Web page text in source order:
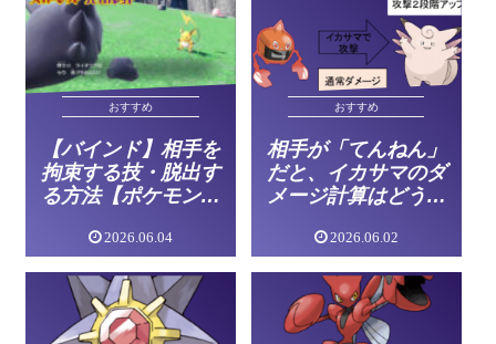
おすすめ
【バインド】相手を
拘束する技・脱出す
る方法【ポケモンチ
2026.06.04
おすすめ
相手が「てんねん」
だと、イカサマのダ
メージ計算はどうな
ンピオンズ】
2026.06.02